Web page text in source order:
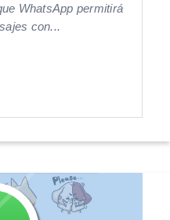
WhatsApp permitirá
con...